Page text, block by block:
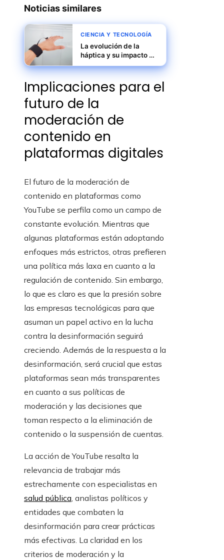
Noticias similares
CIENCIA Y TECNOLOGÍA
La evolución de la
háptica y su impacto en
la realidad inmersiva
Implicaciones para el
futuro de la
moderación de
contenido en
plataformas digitales
El futuro de la moderación de
contenido en plataformas como
YouTube se perfila como un campo de
constante evolución. Mientras que
algunas plataformas están adoptando
enfoques más estrictos, otras prefieren
una política más laxa en cuanto a la
regulación de contenido. Sin embargo,
lo que es claro es que la presión sobre
las empresas tecnológicas para que
asuman un papel activo en la lucha
contra la desinformación seguirá
creciendo. Además de la respuesta a la
desinformación, será crucial que estas
plataformas sean más transparentes
en cuanto a sus políticas de
moderación y las decisiones que
toman respecto a la eliminación de
contenido o la suspensión de cuentas.
La acción de YouTube resalta la
relevancia de trabajar más
estrechamente con especialistas en
salud pública, analistas políticos y
entidades que combaten la
desinformación para crear prácticas
más efectivas. La claridad en los
criterios de moderación y la